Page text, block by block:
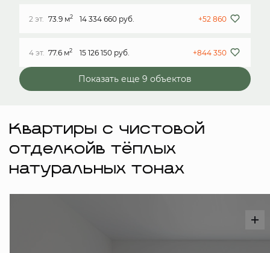
2 эт. 73.9 м2 14 334 660 руб. +52 860
4 эт. 77.6 м2 15 126 150 руб. +844 350
Показать еще 9 объектов
Квартиры с чистовой
отделкойв тёплых
натуральных тонах